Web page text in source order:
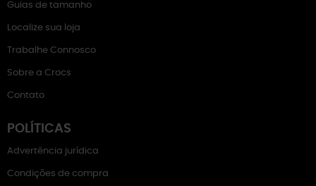
Guias de tamanho
Localize sua loja
Trabalhe Connosco
Sobre a Crocs
Contato
POLÍTICAS
Advertência jurídica
Condições de compra